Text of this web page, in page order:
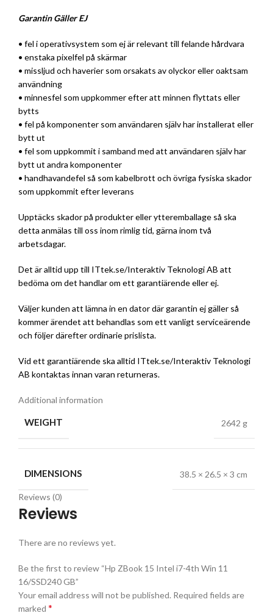
Garantin Gäller EJ
• fel i operativsystem som ej är relevant till felande hårdvara
• enstaka pixelfel på skärmar
• missljud och haverier som orsakats av olyckor eller oaktsam
användning
• minnesfel som uppkommer efter att minnen flyttats eller
bytts
• fel på komponenter som användaren själv har installerat eller
bytt ut
• fel som uppkommit i samband med att användaren själv har
bytt ut andra komponenter
• handhavandefel så som kabelbrott och övriga fysiska skador
som uppkommit efter leverans
Upptäcks skador på produkter eller ytteremballage så ska
detta anmälas till oss inom rimlig tid, gärna inom två
arbetsdagar.
Det är alltid upp till ITtek.se/Interaktiv Teknologi AB att
bedöma om det handlar om ett garantiärende eller ej.
Väljer kunden att lämna in en dator där garantin ej gäller så
kommer ärendet att behandlas som ett vanligt serviceärende
och följer därefter ordinarie prislista.
Vid ett garantiärende ska alltid ITtek.se/Interaktiv Teknologi
AB kontaktas innan varan returneras.
Additional information
WEIGHT 2642 g
DIMENSIONS 38.5 × 26.5 × 3 cm
Reviews (0)
Reviews
There are no reviews yet.
Be the first to review “Hp ZBook 15 Intel i7-4th Win 11
16/SSD240 GB”
Your email address will not be published. Required fields are
marked *